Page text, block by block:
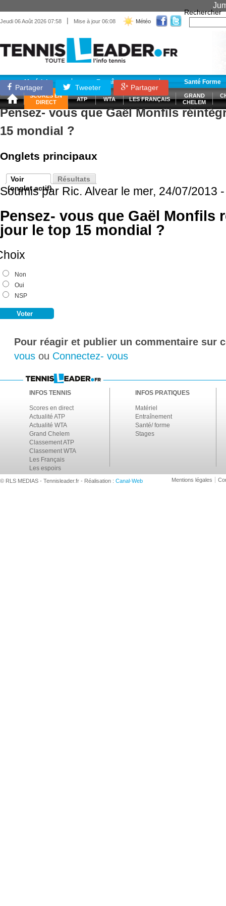
Jeudi 06 Août 2026 07:58 | Mise à jour 06:08 Météo
Rechercher
Matériel Entraînement Santé Forme
SCORES EN
DIRECT
ATP WTA LES FRANÇAIS
GRAND
CHELEM
Partager Tweeter Partager
Pensez- vous que Gaël Monfils
15 mondial ?
Onglets principaux
Voir
(onglet actif)
Résultats
Soumis par Ric. Alvear le mer, 24/07/2013
Pensez- vous que Gaël Monfils
jour le top 15 mondial ?
Non
Oui
NSP
Pour réagir et publier un commentaire sur
vous ou Connectez- vous
INFOS TENNIS
Scores en direct
Actualité ATP
Actualité WTA
Grand Chelem
Classement ATP
Classement WTA
Les Français
Les espoirs
INFOS PRATIQUES
Matériel
Entraînement
Santé/ forme
Stages
© RLS MEDIAS - Tennisleader.fr - Réalisation : Canal-Web Mentions légales